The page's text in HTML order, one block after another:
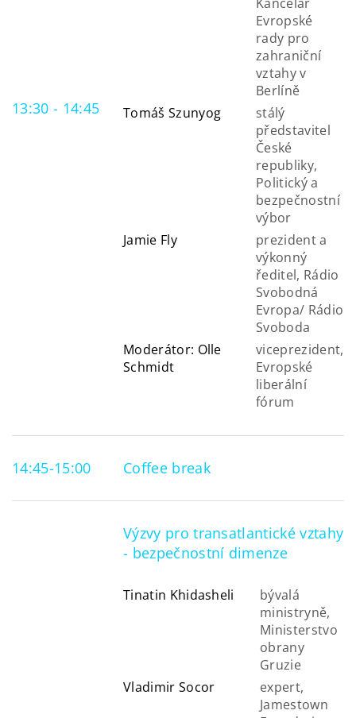
13:30 - 14:45
Evropské
rady pro
zahraniční
vztahy v
Berlíně
Tomáš Szunyog
stálý
představitel
České
republiky,
Politický a
bezpečnostní
výbor
Jamie Fly
prezident a
výkonný
ředitel, Rádio
Svobodná
Evropa/ Rádio
Svoboda
Moderátor: Olle
Schmidt
viceprezident,
Evropské
liberální
fórum
14:45-15:00 Coffee break
Výzvy pro transatlantické vztahy
- bezpečnostní dimenze
Tinatin Khidasheli
bývalá
ministryně,
Ministerstvo
obrany
Gruzie
Vladimir Socor
expert,
Jamestown